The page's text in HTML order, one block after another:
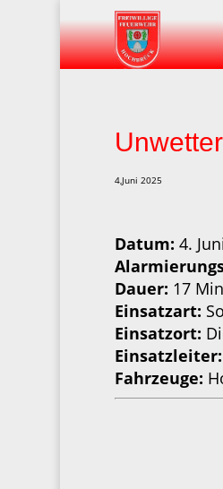
4,Juni 2025
Datum: 4.
Dauer: 17
Einsatzart:
Einsatzort:
Einsatzleiter:
Fahrzeuge: